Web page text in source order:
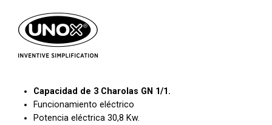
Capacidad de 3 Charolas GN 1/1.
Funcionamiento eléctrico
Potencia eléctrica 30,8 Kw.